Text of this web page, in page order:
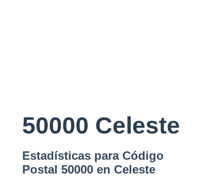
50000 Celeste
Estadísticas para Código
Postal 50000 en Celeste